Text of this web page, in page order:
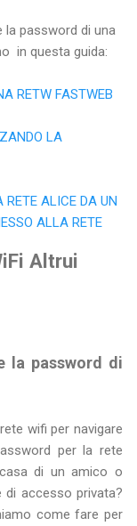
password di una
in questa guida:
RETW FASTWEB
LA
RETE ALICE DA UN
ALLA RETE
Altrui
la password di
wifi per navigare
per la rete
di un amico o
di accesso privata?
come fare per